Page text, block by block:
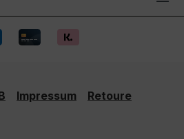
Impressum Retoure